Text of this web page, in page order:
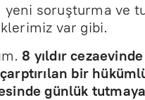
yeni soruşturma ve
var gibi.
8 yıldır
bir
günlük